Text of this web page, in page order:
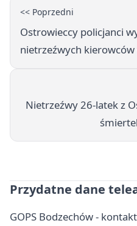
<< Poprzedni
Ostrowieccy policjanci
nietrzeźwych kierowców
Nietrzeźwy 26-latek z
Przydatne dane
GOPS Bodzechów -